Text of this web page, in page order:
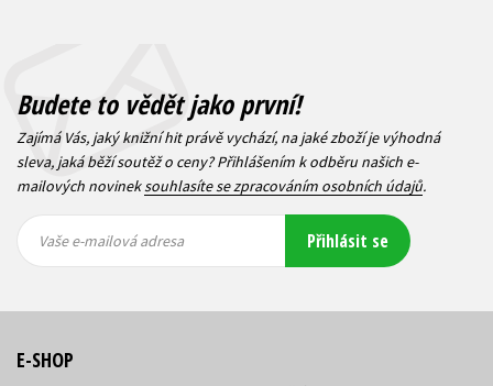
Budete to vědět jako první!
Zajímá Vás, jaký knižní hit právě vychází, na jaké zboží je výhodná
sleva, jaká běží soutěž o ceny? Přihlášením k odběru našich e-
mailových novineksouhlasíte se zpracováním osobních údajů.
mailová
mailová
Vaše e-mailová adresa Přihlásit se
E-SHOP